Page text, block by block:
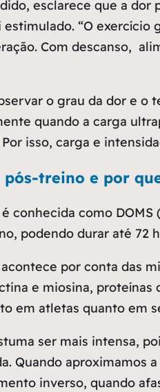
esclarece que a
“O exercício
Com descanso,
o grau da dor e o
quando a carga
isso, carga e
pós-treino e por
conhecida como
podendo durar até
por conta das
e miosina,
em atletas quanto em
ser mais intensa,
Quando
inverso, quando